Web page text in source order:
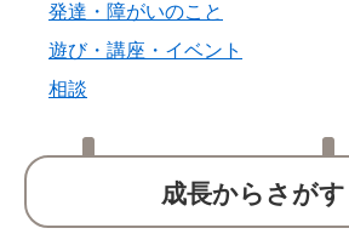
発達・障がいのこと
遊び・講座・イベント
相談
成長からさがす